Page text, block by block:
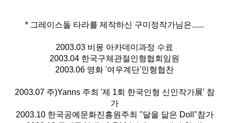
* 그레이스돌 타라를 제작하신 구미정작가님은......
2003.03 비몽 아카데미과정 수료
2003.04 한국구체관절인형협회임원
2003.06 영화 '여우계단'인형협찬
2003.07 주)Yanns 주최 '제 1회 한국인형 신인작가展' 참
가
2003.10 한국공예문화진흥원주최 "달을 닮은 Doll"참가